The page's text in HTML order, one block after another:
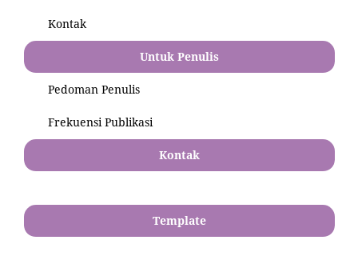
Kontak
Untuk Penulis
Pedoman Penulis
Frekuensi Publikasi
Kontak
Template